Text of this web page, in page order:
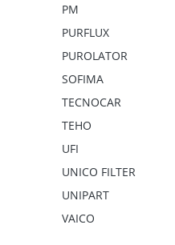
PM
PURFLUX
PUROLATOR
SOFIMA
TECNOCAR
TEHO
UFI
UNICO FILTER
UNIPART
VAICO